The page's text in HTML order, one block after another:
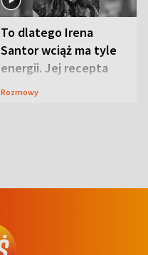
To dlatego Irena
Santor wciąż ma tyle
energii. Jej recepta
jest zaskakująco
Rozmowy